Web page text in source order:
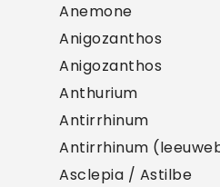
Anemone
Anigozanthos
Anigozanthos
Anthurium
Antirrhinum
Antirrhinum
Asclepia / Astilbe